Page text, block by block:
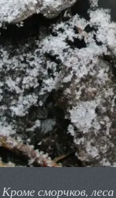
Кроме сморчков,